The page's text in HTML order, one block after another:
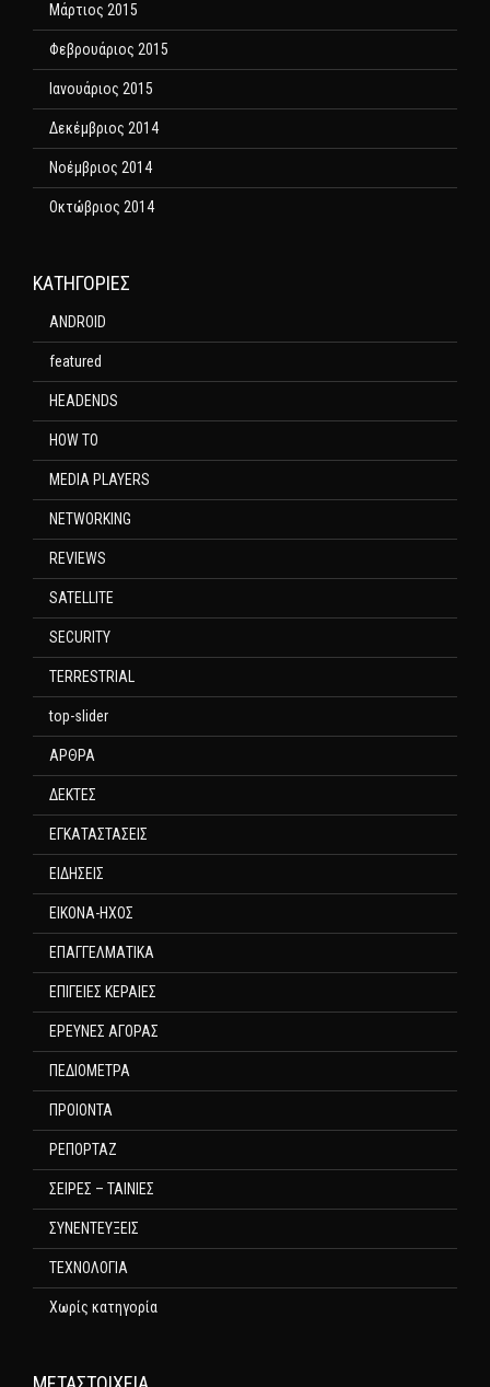
Μάρτιος 2015
Φεβρουάριος 2015
Ιανουάριος 2015
Δεκέμβριος 2014
Νοέμβριος 2014
Οκτώβριος 2014
KΑΤΗΓΟΡΊΕΣ
ANDROID
featured
HEADENDS
HOW TO
MEDIA PLAYERS
NETWORKING
REVIEWS
SATELLITE
SECURITY
TERRESTRIAL
top-slider
ΑΡΘΡΑ
ΔΕΚΤΕΣ
ΕΓΚΑΤΑΣΤΑΣΕΙΣ
ΕΙΔΗΣΕΙΣ
ΕΙΚΟΝΑ-ΗΧΟΣ
ΕΠΑΓΓΕΛΜΑΤΙΚΑ
ΕΠΙΓΕΙΕΣ ΚΕΡΑΙΕΣ
ΕΡΕΥΝΕΣ ΑΓΟΡΑΣ
ΠΕΔΙΟΜΕΤΡΑ
ΠΡΟΙΟΝΤΑ
ΡΕΠΟΡΤΑΖ
ΣΕΙΡΕΣ – ΤΑΙΝΙΕΣ
ΣΥΝΕΝΤΕΥΞΕΙΣ
ΤΕΧΝΟΛΟΓΙΑ
Χωρίς κατηγορία